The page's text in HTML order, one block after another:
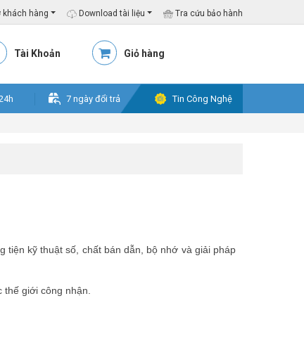
hàng Download tài liệu Tra cứu bảo hành
Tài Khoản Giỏ hàng
7 ngày đổi trả Tin Công Nghệ
tiện kỹ thuật số, chất bán dẫn, bộ nhớ và giải pháp
thế giới công nhận.